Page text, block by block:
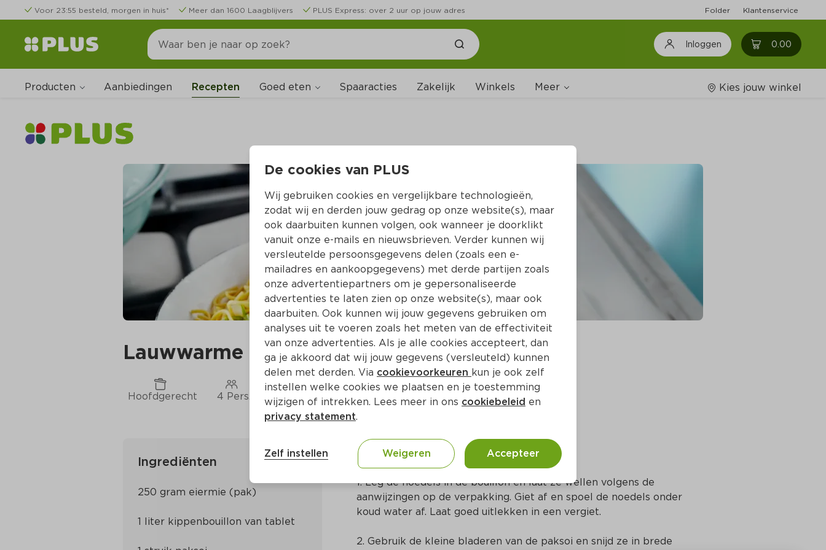
Voor 23:55 besteld, morgen in huis* Meer dan 1600 Laagblijvers PLUS Express: over 2 uur op jouw adres Folder Klantenservice
Inloggen 0.00 0
Producten Aanbiedingen Recepten Goed eten Spaaracties Zakelijk Winkels Meer
Wijnshop
Boodschappenlijstjes
Kies jouw winkel
Lauwwarme noedelsalade met paksoi
Hoofdgerecht 4 Pers. Ca. 20 Min Aziatisch
Ingrediënten
Bereidingswijze
1. Leg de noedels in de bouillon en laat ze wellen volgens de
aanwijzingen op de verpakking. Giet af en spoel de noedels onder
koud water af. Laat goed uitlekken in een vergiet.
2. Gebruik de kleine bladeren van de paksoi en snijd ze in brede
De cookies van PLUS
Wij gebruiken cookies en vergelijkbare technologieën,
zodat wij en derden jouw gedrag op onze website(s), maar
ook daarbuiten kunnen volgen, ook wanneer je doorklikt
vanuit onze e-mails en nieuwsbrieven. Verder kunnen wij
versleutelde persoonsgegevens delen (zoals een e-
mailadres en aankoopgegevens) met derde partijen zoals
onze advertentiepartners om je gepersonaliseerde
advertenties te laten zien op onze website(s), maar ook
daarbuiten. Ook kunnen wij jouw gegevens gebruiken om
analyses uit te voeren zoals het meten van de effectiviteit
van onze advertenties. Als je alle cookies accepteert, dan
ga je akkoord dat wij jouw gegevens (versleuteld) kunnen
delen met derden. Via cookievoorkeuren kun je ook zelf
instellen welke cookies we plaatsen en je toestemming
wijzigen of intrekken. Lees meer in ons cookiebeleid en
privacy statement.
Zelf instellen Weigeren Accepteer